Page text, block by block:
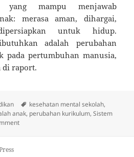
mampu menjawab
merasa aman, dihargai,
untuk hidup.
adalah perubahan
pada pertumbuhan manusia,
di raport.
Tags
kesehatan mental sekolah,
anak, perubahan kurikulum,Sistem
on Kurikulum Ganti-Ganti, Tapi